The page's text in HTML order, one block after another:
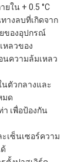
ใน + 0.5 °C
างลบที่เกิดจาก
ของอุปกรณ์
หลวของ
ความล้มเหลว
ตัวกลางและ
มด
เพื่อป้องกัน
เซ็นเซอร์ความ